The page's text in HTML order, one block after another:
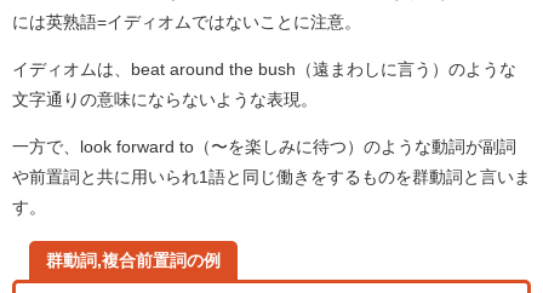
には英熟語=イディオムではないことに注意。
イディオムは、beat around the bush（遠まわしに言う）のような
文字通りの意味にならないような表現。
一方で、look forward to（〜を楽しみに待つ）のような動詞が副詞
や前置詞と共に用いられ1語と同じ働きをするものを群動詞と言いま
す。
群動詞,複合前置詞の例